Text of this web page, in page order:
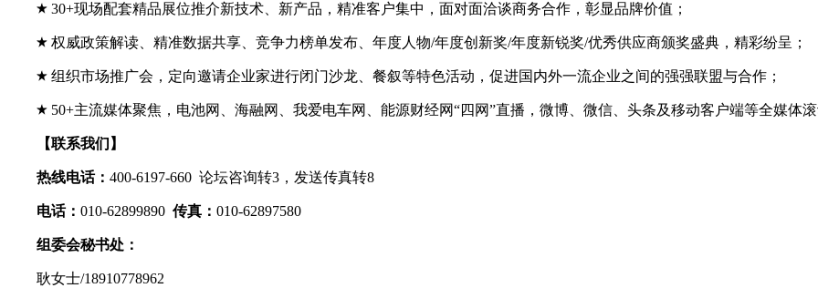
30+现场配套精品展位推介新技术、新产品，精准客户集中，面对面洽谈商务合作，彰显品牌价值；
权威政策解读、精准数据共享、竞争力榜单发布、年度人物/年度创新奖/年度新锐奖/优秀供应商颁奖盛典，精彩纷呈；
组织市场推广会，定向邀请企业家进行闭门沙龙、餐叙等特色活动，促进国内外一流企业之间的强强联盟与合作；
50+主流媒体聚焦，电池网、 海融网、我爱电车网、能源财经网“四网”直播，微博、微信、头条及移动客户端等全媒体滚
【联系我们】
热线电话： 400-6197-660 论坛咨询转3，发送传真转8
电话： 010-62899890 传真： 010-62897580
组委会秘书处 ：
耿女士/18910778962